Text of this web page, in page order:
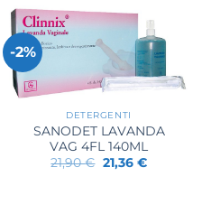
-2%
DETERGENTI
SANODET LAVANDA
VAG 4FL 140ML
21,90€ Il
prezzo
21,36 €Il